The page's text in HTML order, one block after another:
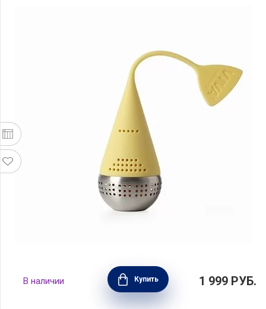
Ситечко для заваривания чая Egg диаметр 4
см, материал нержавеющая сталь +
силикон, Viva Scandinavia, Дания, V39165
В наличии Купить 1 999 РУБ.